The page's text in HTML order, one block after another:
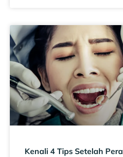
Kenali 4 Tips Setelah